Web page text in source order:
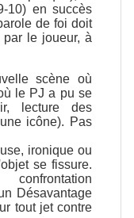
10) en succès
de foi doit
le joueur, à
scène où
le PJ a pu se
lecture des
icône). Pas
ironique ou
se fissure.
Désavantage
tout jet contre